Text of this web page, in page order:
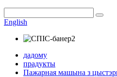
English
дадому
прадукты
Пажарная машына з